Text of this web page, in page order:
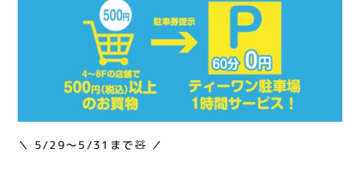
テナント出店募集
催事出店募集
アティビジョンについて
ンは、年末となる12月は対象外とさせてい
ただきます。 #アメリカン雑貨 #アティ郡山
#福島県 #郡山駅前 #郡山市
＼ 5/29〜5/31まで🧸 ／